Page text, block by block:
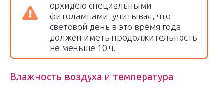
орхидею специальными
фитолампами, учитывая, что
световой день в это время года
должен иметь продолжительность
не меньше 10 ч.
Влажность воздуха и температура